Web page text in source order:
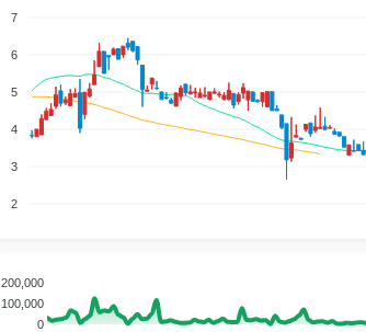
7
6
5
4
3
2
200,000
100,000
0